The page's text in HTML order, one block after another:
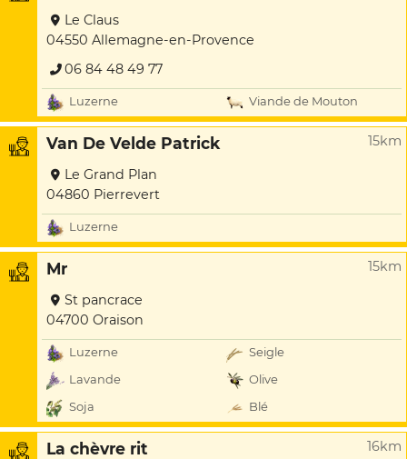
Le Claus
04550 Allemagne-en-Provence
06 84 48 49 77
Luzerne Viande de Mouton
Van De Velde Patrick 15km
Le Grand Plan
04860 Pierrevert
Luzerne
Mr 15km
St pancrace
04700 Oraison
Luzerne
Seigle
Lavande
Olive
Soja
Blé
La chèvre rit 16km